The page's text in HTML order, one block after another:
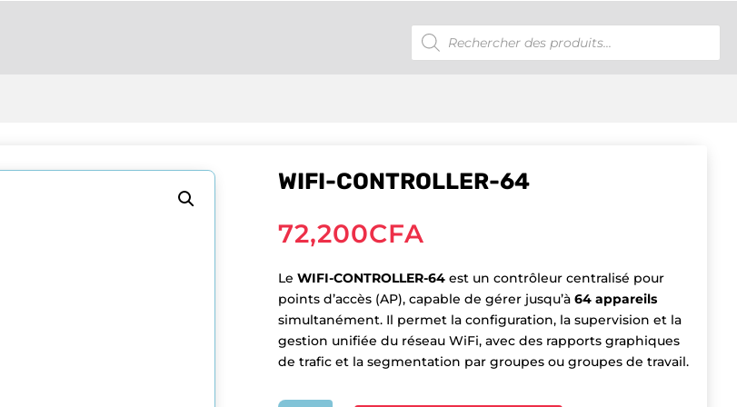
Recherche
de
produits
WIFI-CONTROLLER-64
72,200CFA
Le WIFI-CONTROLLER-64est un contrôleur centralisé pour
points d’accès (AP), capable de gérer jusqu’à 64 appareils
simultanément. Il permet la configuration, la supervision et la
gestion unifiée du réseau WiFi, avec des rapports graphiques
de trafic et la segmentation par groupes ou groupes de travail.